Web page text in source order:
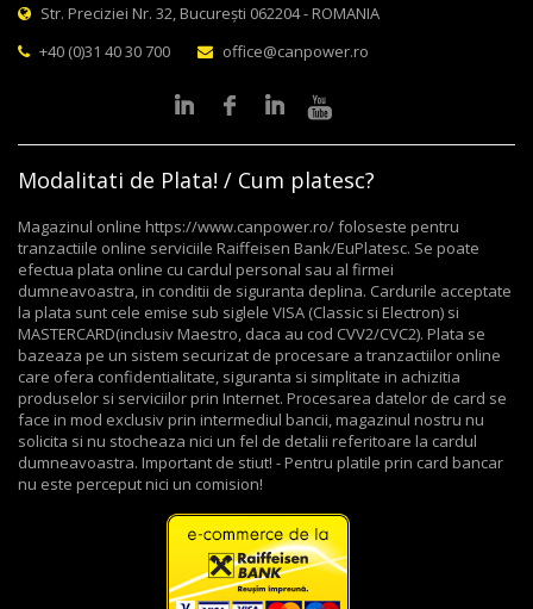
Str. Preciziei Nr. 32, București 062204 - ROMANIA
+40 (0)31 40 30 700
office@canpower.ro
Modalitati de Plata! / Cum platesc?
Magazinul online https://www.canpower.ro/ foloseste pentru
tranzactiile online serviciile Raiffeisen Bank/EuPlatesc. Se poate
efectua plata online cu cardul personal sau al firmei
dumneavoastra, in conditii de siguranta deplina. Cardurile acceptate
la plata sunt cele emise sub siglele VISA (Classic si Electron) si
MASTERCARD(inclusiv Maestro, daca au cod CVV2/CVC2). Plata se
bazeaza pe un sistem securizat de procesare a tranzactiilor online
care ofera confidentialitate, siguranta si simplitate in achizitia
produselor si serviciilor prin Internet. Procesarea datelor de card se
face in mod exclusiv prin intermediul bancii, magazinul nostru nu
solicita si nu stocheaza nici un fel de detalii referitoare la cardul
dumneavoastra. Important de stiut! - Pentru platile prin card bancar
nu este perceput nici un comision!